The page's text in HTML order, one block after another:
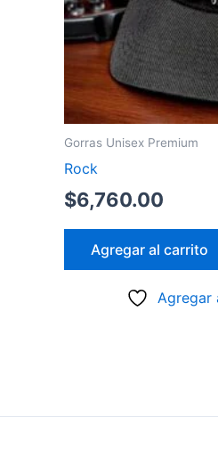
Gorras Unisex Premium
Rock
$6,760.00
Agregar al carrito
Agregar